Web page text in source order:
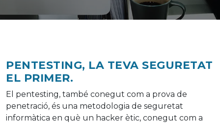
PENTESTING, LA TEVA SEGURETAT
EL PRIMER.
El pentesting, també conegut com a prova de
penetració, és una metodologia de seguretat
informàtica en què un hacker ètic, conegut com a